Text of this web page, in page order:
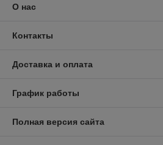
О нас
Контакты
Доставка и оплата
График работы
Полная версия сайта